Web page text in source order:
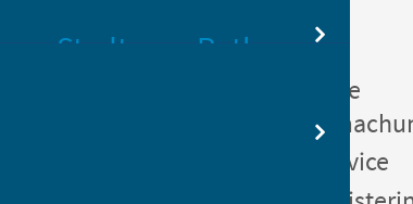
Stadt Rathaus
Öffentliche
Bürgerservice